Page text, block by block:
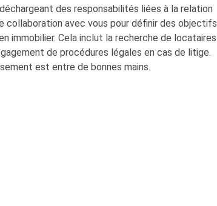
des responsabilités liées à la relation
avec vous pour définir des objectifs
immobilier. Cela inclut la recherche de locataires
de procédures légales en cas de litige.
est entre de bonnes mains.